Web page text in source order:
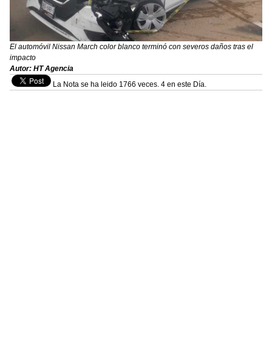
El automóvil Nissan March color blanco terminó con severos daños tras el
impacto
Autor: HT Agencia
La Nota se ha leido 1766 veces. 4 en este Día.